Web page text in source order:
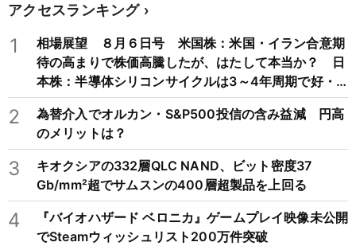
アクセスランキング
1
相場展望 ８月６日号 米国株：米国・イラン合意期
待の高まりで株価高騰したが、はたして本当か？ 日
本株：半導体シリコンサイクルは3～4年周期で好・
不況を繰り返すため注意
2
為替介入でオルカン・S&P500投信の含み益減 円高
のメリットは？
3
キオクシアの332層QLC NAND、ビット密度37
Gb/mm²超でサムスンの400層超製品を上回る
4
『バイオハザード ベロニカ』ゲームプレイ映像未公開
でSteamウィッシュリスト200万件突破